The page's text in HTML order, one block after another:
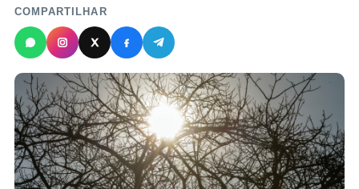
COMPARTILHAR